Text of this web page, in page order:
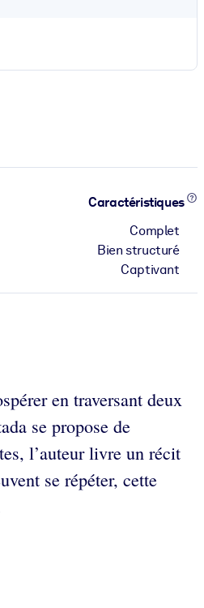
Caractéristiques
Complet
Bien structuré
Captivant
en traversant deux
se propose de
l’auteur livre un récit
se répéter, cette